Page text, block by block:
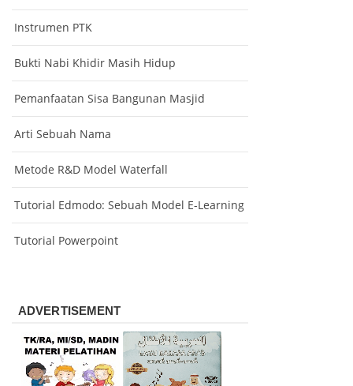
Instrumen PTK
Bukti Nabi Khidir Masih Hidup
Pemanfaatan Sisa Bangunan Masjid
Arti Sebuah Nama
Metode R&D Model Waterfall
Tutorial Edmodo: Sebuah Model E-Learning
Tutorial Powerpoint
ADVERTISEMENT